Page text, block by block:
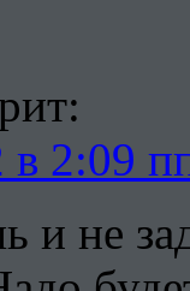
2:09
и не